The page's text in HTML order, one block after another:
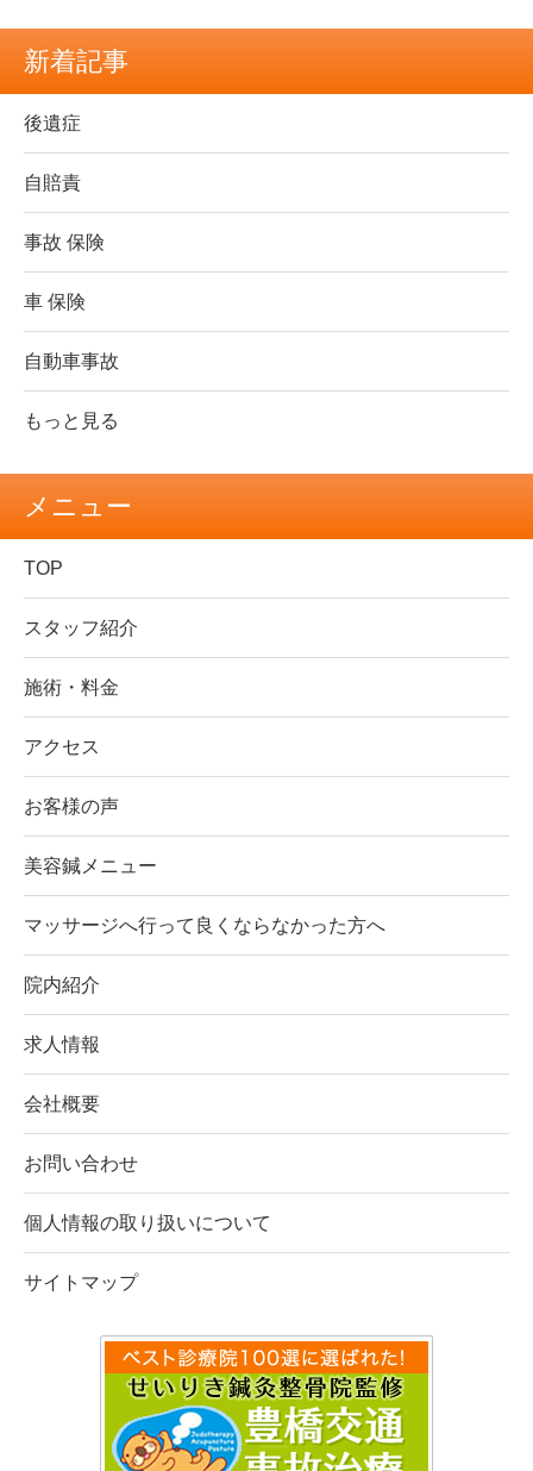
新着記事
後遺症
自賠責
事故 保険
車 保険
自動車事故
もっと見る
メニュー
TOP
スタッフ紹介
施術・料金
アクセス
お客様の声
美容鍼メニュー
マッサージへ行って良くならなかった方へ
院内紹介
求人情報
会社概要
お問い合わせ
個人情報の取り扱いについて
サイトマップ